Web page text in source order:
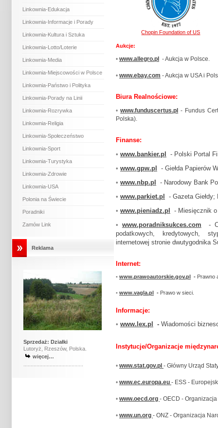
Linkownia-Edukacja
Linkownia-Informacje i Porady
Linkownia-Kultura i Sztuka
Linkownia-Lotto/Loterie
Linkownia-Media
Linkownia-Miejscowości w Polsce
Linkownia-Państwo i Polityka
Linkownia-Porady na Linii
Linkownia-Rozrywka
Linkownia-Religia
Linkownia-Społeczeństwo
Linkownia-Sport
Linkownia-Turystyka
Linkownia-Zdrowie
Linkownia-USA
Polonia na Świecie
Poradniki
Zamów Link
Reklama
Sprzedaż: Działki
Lutoryż, Rzeszów, Polska.
więcej…
Chopin Foundation of US
Aukcje:
• www.allegro.pl - Aukcja w Polsce.
• www.ebay.com - Aukcja w USA i
Biura Realnościowe:
• www.funduscertus.pl - Fundus
Polska).
Finanse:
• www.bankier.pl
- Polski Portal
• www.gpw.pl
- Giełda Papierów
• www.nbp.pl
- Narodowy Bank
• www.parkiet.pl
- Gazeta
• www.pieniadz.pl
- Miesięcznik
• www.poradniksukces.com -
podatkowych, kredytowych,
internetowej stronie dwutygodnika
Internet:
• www.prawoautorskie.gov.pl - Prawno
• www.vagla.pl - Prawo w sieci.
Informacje:
• www.lex.pl - Wiadomości
Instytucje/Organizacje
• www.stat.gov.pl - Główny Urząd
• www.ec.europa.eu - ESS -
• www.oecd.org - OECD -
• www.un.org - ONZ - Organizacja